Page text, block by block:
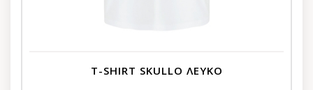
T-SHIRT SKULLO ΛΕΥΚΟ